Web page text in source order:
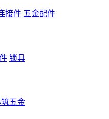
接件 五金配件
锁具
筑五金